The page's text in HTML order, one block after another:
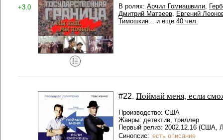
+3.0 В ролях: Арчил Гомиашвили,
Дмитрий Матвеев, Евгений
Тимошкин... и еще 40 чел.
#22. Поймай меня, если
Производство: США
Жанры: детектив, триллер
Первый релиз: 2002.12.16 (США,
Синопсис: есть описание